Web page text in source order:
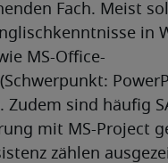
Fach. Meist
in
MS-Office-
Zudem sind häufig
mit MS-Project
zählen